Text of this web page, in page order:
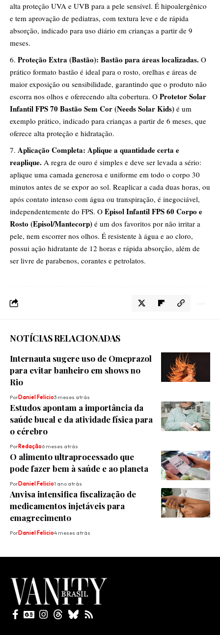
alta proteção UVA e UVB para a pele sensível. É hipoalergênico
e tem aprovação de pediatras, com textura leve e de rápida
absorção, indicado para uso diário em crianças a partir de 9
meses.
Proteção Extra (Bastão): Bastão para áreas localizadas. O
prático formato bastão é ideal para o rosto, orelhas e áreas de
maior exposição ou sensibilidade, garantindo que o produto não
escorra nos olhos e oferecendo alta cobertura. O Protetor Solar
Infantil FPS 70 Bastão Sem Cor (Needs Solar Kids) é um
exemplo prático, indicado para crianças a partir de 6 meses, que
oferece alta proteção e hidratação.
Aplicação Completa: Aplique a quantidade certa e
reaplique. A regra de ouro é simples e deve ser levada a sério:
aplique uma camada generosa e uniforme em todo o corpo 30
minutos antes de se expor ao sol. Reaplicar a cada duas horas, ou
após contato intenso com água ou transpiração, é inegociável,
independentemente do FPS. O Episol Infantil FPS 60 Corpo e
Rosto (Episol/Mantecorp) é um dos favoritos por não irritar a
pele, nem escorrer nos olhos. É resistente à água e ao cloro,
possui ação hidratante de 12 horas e rápida absorção, além de
ser livre de parabenos, corantes e petrolatos.
NOTÍCIAS RELACIONADAS
Internauta sugere uso de Omeprazol
para evitar banheiro em shows no
Rio
PorDaniel Felicio3 meses atrás
Estudos apontam a importância da
saúde bucal e da atividade física para
o cérebro
PorRedação6 meses atrás
O alimento ultraprocessado que
pode fazer bem à saúde e ao planeta
PorDaniel Felicio1 ano atrás
Anvisa intensifica fiscalização de
medicamentos injetáveis para
emagrecimento
PorDaniel Felicio4 meses atrás